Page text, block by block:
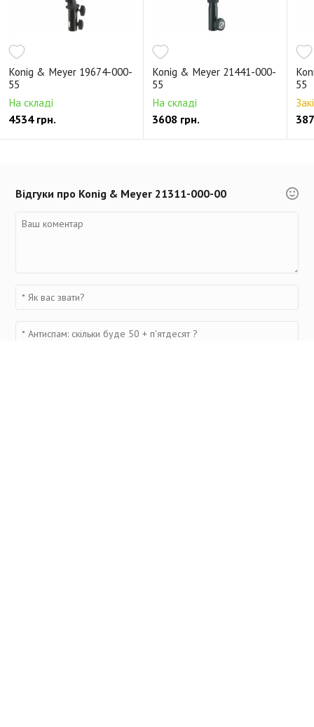
Konig & Meyer 19674-000-
55
На складі
4534 грн.
Konig & Meyer 21441-000-
55
На складі
3608 грн.
55
Відгуки про Konig & Meyer 21311-000-00